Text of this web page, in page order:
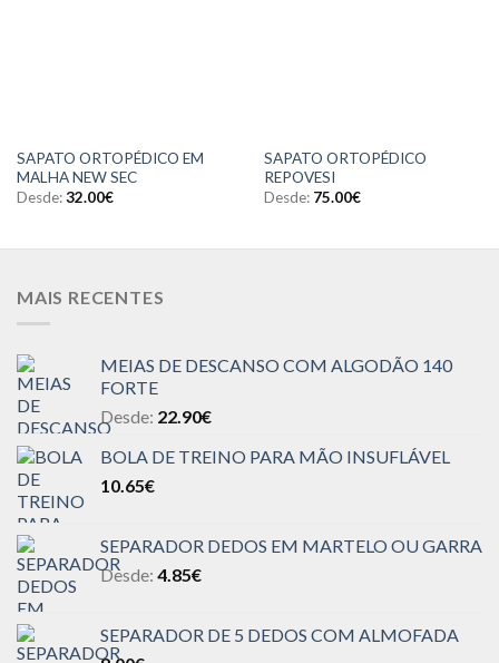
SAPATO ORTOPÉDICO EM
MALHA NEW SEC
Desde:32.00€
SAPATO ORTOPÉDICO
REPOVESI
Desde: 75.00€
MAIS RECENTES
MEIAS DE DESCANSO COM ALGODÃO 140
FORTE
Desde: 22.90€
BOLA DE TREINO PARA MÃO INSUFLÁVEL
10.65€
SEPARADOR DEDOS EM MARTELO OU GARRA
Desde: 4.85€
SEPARADOR DE 5 DEDOS COM ALMOFADA